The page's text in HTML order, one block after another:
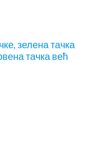
зелена тачка
тачка већ